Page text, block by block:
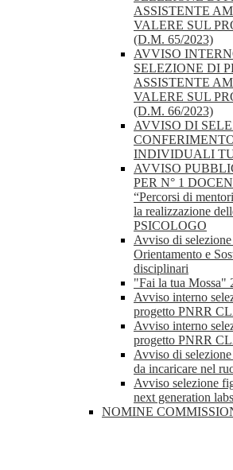
ASSISTENTE
VALERE SUL
(D.M. 65/2023)
AVVISO
SELEZIONE DI
ASSISTENTE
VALERE SUL
(D.M. 66/2023)
AVVISO DI
INDIVIDUALI
AVVISO
PER N° 1
“Percorsi di
la realizzazione
PSICOLOGO
Avviso di
Orientamento e
disciplinari
"Fai la tua Mossa"
Avviso interno
progetto PNRR
Avviso interno
progetto PNRR
Avviso di
da incaricare nel
Avviso selezione
next generation labs
NOMINE